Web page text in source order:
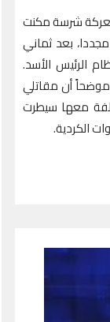
العام ٢٠١٦ مسرحاً لمعركة شرسة مكنت
بعد ثماني
الرئيس الأسد.
أن مقاتلي
معها سيطرت
الكردية.